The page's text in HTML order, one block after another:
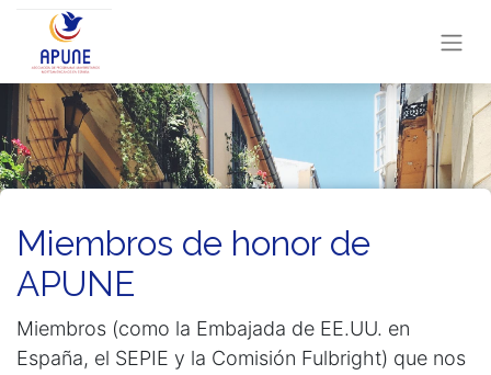
Miembros de honor de
APUNE
Miembros (como la Embajada de EE.UU. en
España, el SEPIE y la Comisión Fulbright) que nos